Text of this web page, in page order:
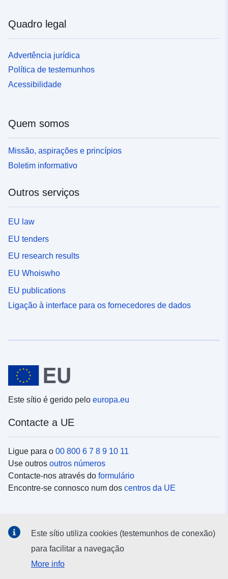
Quadro legal
Advertência jurídica
Política de testemunhos
Acessibilidade
Quem somos
Missão, aspirações e princípios
Boletim informativo
Outros serviços
EU law
EU tenders
EU research results
EU Whoiswho
EU publications
Ligação à interface para os fornecedores de dados
Este sítio é gerido pelo europa.eu
Contacte a UE
Ligue para o 00 800 6 7 8 9 10 11
Use outros outros números
Contacte-nos através do formulário
Encontre-se connosco num dos centros da UE
Procure as contas da UE nasredes sociais
Este sítio utiliza cookies (testemunhos de conexão)
para facilitar a navegação
More info